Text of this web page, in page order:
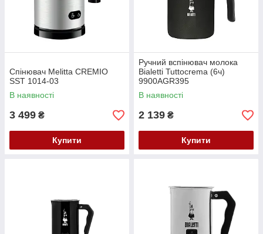
Спінювач Melitta CREMIO
SST 1014-03
В наявності
3 499 ₴
Купити
Ручний вспінювач молока
Bialetti Tuttocrema (6ч)
9900AGR395
В наявності
2 139 ₴
Купити